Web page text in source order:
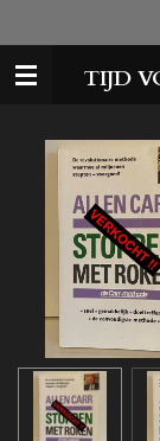
direct
naar
TIJD